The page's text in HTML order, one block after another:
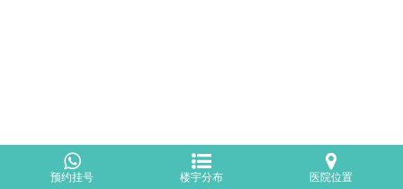
预约挂号 楼宇分布 医院位置